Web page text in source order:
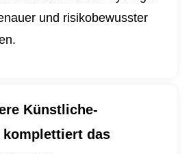
und risikobewusster
Künstliche-
das